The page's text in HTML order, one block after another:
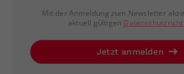
Mit der Anmeldung zum Newsletter
aktuell gültigen
Jetzt anmelden